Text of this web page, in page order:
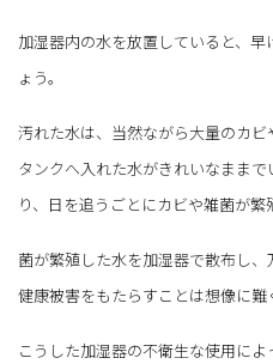
加湿器内の水を放置していると、
ょう。
汚れた水は、当然ながら大量のカビ
タンクへ入れた水がきれいなまま
り、日を追うごとにカビや雑菌が繁
菌が繁殖した水を加湿器で散布し
健康被害をもたらすことは想像に難
こうした加湿器の不衛生な使用に